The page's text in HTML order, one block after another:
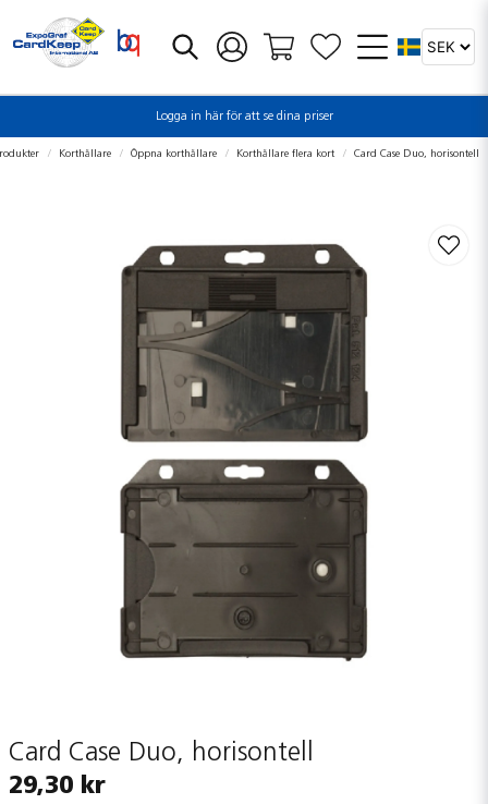
Logga in här för att se dina priser
Korthållare Öppna korthållare Korthållare flera kort Card Case Duo, horisontell
Card Case Duo, horisontell
29,30 kr